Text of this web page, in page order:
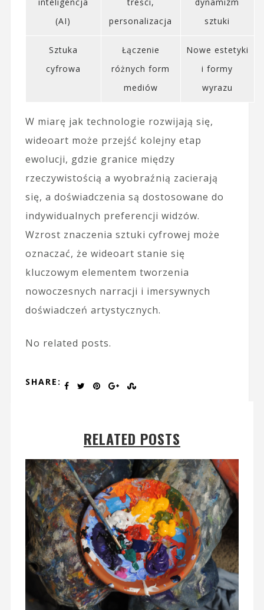
(AI)
personalizacja
sztuki
Sztuka
cyfrowa
Łączenie
różnych form
mediów
Nowe estetyki
i formy
wyrazu
W miarę jak technologie rozwijają się,
wideoart może przejść kolejny etap
ewolucji, gdzie granice między
rzeczywistością a wyobraźnią zacierają
się, a doświadczenia są dostosowane do
indywidualnych preferencji widzów.
Wzrost znaczenia sztuki cyfrowej może
oznaczać, że wideoart stanie się
kluczowym elementem tworzenia
nowoczesnych narracji i imersywnych
doświadczeń artystycznych.
No related posts.
SHARE:
RELATED POSTS